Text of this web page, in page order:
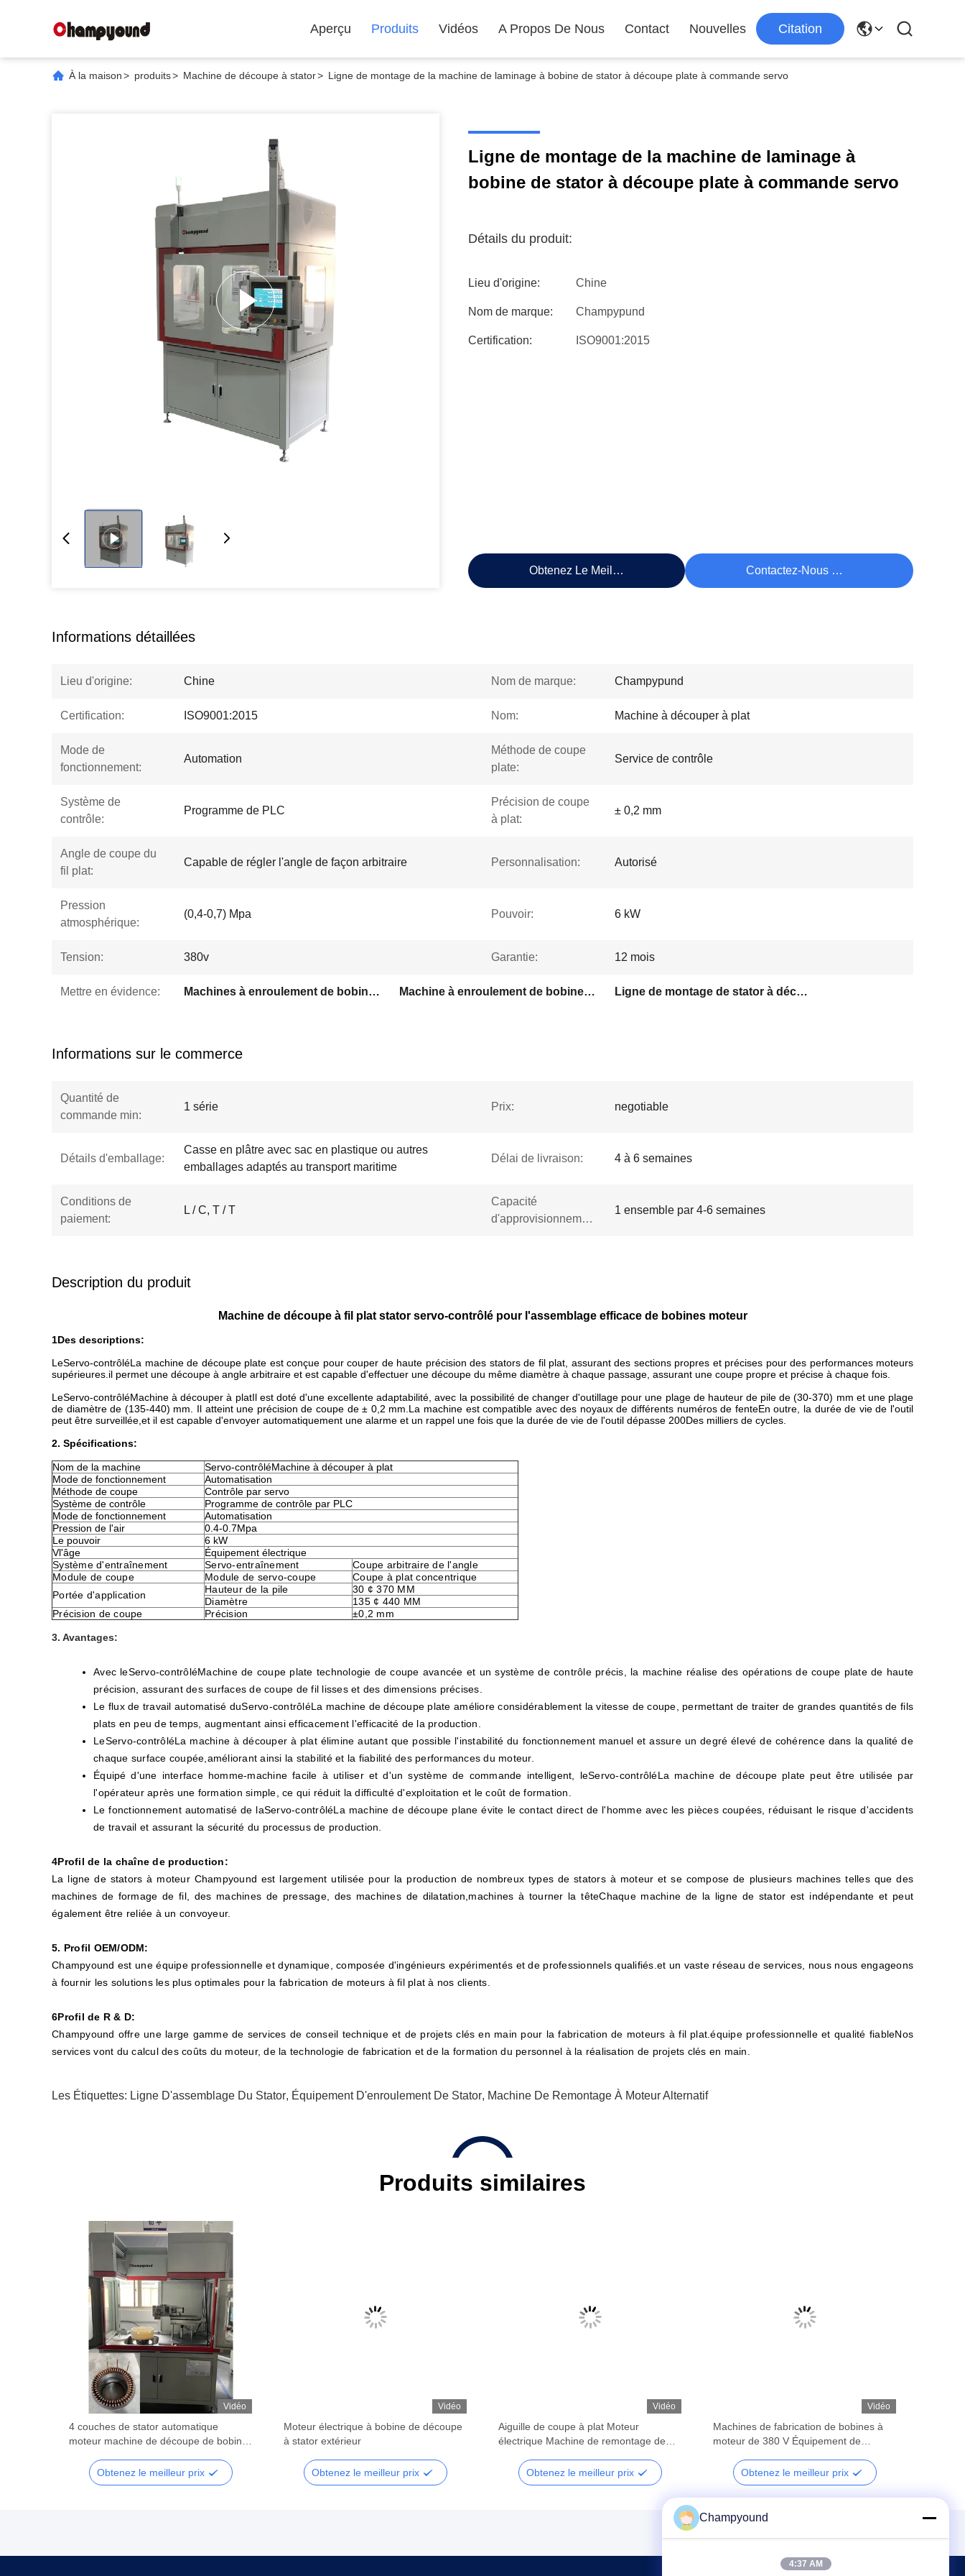
Aperçu Produits Vidéos A Propos De Nous Contact Nouvelles Citation
À la maison> produits> Machine de découpe à stator> Ligne de montage de la machine de laminage à bobine de stator à découpe plate à commande servo
Ligne de montage de la machine de laminage à
bobine de stator à découpe plate à commande servo
Détails du produit:
Lieu d'origine: Chine
Nom de marque: Champypund
Certification: ISO9001:2015
Obtenez Le Meilleur Prix Contactez-Nous Maintenant
Informations détaillées
Lieu d'origine: Chine Nom de marque: Champypund
Certification: ISO9001:2015 Nom: Machine à découper à plat
Mode de
fonctionnement:
Automation
Méthode de coupe
plate:
Service de contrôle
Système de
contrôle:
Programme de PLC
Précision de coupe
à plat:
± 0,2 mm
Angle de coupe du
fil plat:
Capable de régler l'angle de façon arbitraire Personnalisation: Autorisé
Pression
atmosphérique:
(0,4-0,7) Mpa Pouvoir: 6 kW
Tension: 380v Garantie: 12 mois
Mettre en évidence: Machines à enroulement de bobines de stator à commande servo Machine à enroulement de bobine de stator à découpe plate Ligne de montage de stator à découpe plate
Informations sur le commerce
Quantité de
commande min:
1 série Prix: negotiable
Détails d'emballage:
Casse en plâtre avec sac en plastique ou autres
emballages adaptés au transport maritime
Délai de livraison: 4 à 6 semaines
Conditions de
paiement:
L / C, T / T
Capacité
d'approvisionnement:
1 ensemble par 4-6 semaines
Description du produit
Machine de découpe à fil plat stator servo-contrôlé pour l'assemblage efficace de bobines moteur
1Des descriptions:
LeServo-contrôléLa machine de découpe plate est conçue pour couper de haute précision des stators de fil plat, assurant des sections propres et précises pour des performances moteurs
supérieures.il permet une découpe à angle arbitraire et est capable d'effectuer une découpe du même diamètre à chaque passage, assurant une coupe propre et précise à chaque fois.
LeServo-contrôléMachine à découper à platIl est doté d'une excellente adaptabilité, avec la possibilité de changer d'outillage pour une plage de hauteur de pile de (30-370) mm et une plage
de diamètre de (135-440) mm. Il atteint une précision de coupe de ± 0,2 mm.La machine est compatible avec des noyaux de différents numéros de fenteEn outre, la durée de vie de l'outil
peut être surveillée,et il est capable d'envoyer automatiquement une alarme et un rappel une fois que la durée de vie de l'outil dépasse 200Des milliers de cycles.
2. Spécifications:
Nom de la machine Servo-contrôléMachine à découper à plat
Mode de fonctionnement
Automatisation
Méthode de coupe
Contrôle par servo
Système de contrôle
Programme de contrôle par PLC
Mode de fonctionnement
Automatisation
Pression de l'air
0.4-0.7Mpa
Le pouvoir
6 kW
Vl'âge
Équipement électrique
Système d'entraînement
Servo-entraînement
Coupe arbitraire de l'angle
Module de coupe
Module de servo-coupe
Coupe à plat concentrique
Portée d'application
Hauteur de la pile
30 ¢ 370 MM
Diamètre
135 ¢ 440 MM
Précision de coupe
Précision ±0,2 mm
3. Avantages:
Avec leServo-contrôléMachine de coupe plate technologie de coupe avancée et un système de contrôle précis, la machine réalise des opérations de coupe plate de haute
précision, assurant des surfaces de coupe de fil lisses et des dimensions précises.
Le flux de travail automatisé duServo-contrôléLa machine de découpe plate améliore considérablement la vitesse de coupe, permettant de traiter de grandes quantités de fils
plats en peu de temps, augmentant ainsi efficacement l'efficacité de la production.
LeServo-contrôléLa machine à découper à plat élimine autant que possible l'instabilité du fonctionnement manuel et assure un degré élevé de cohérence dans la qualité de
chaque surface coupée,améliorant ainsi la stabilité et la fiabilité des performances du moteur.
Équipé d'une interface homme-machine facile à utiliser et d'un système de commande intelligent, leServo-contrôléLa machine de découpe plate peut être utilisée par
l'opérateur après une formation simple, ce qui réduit la difficulté d'exploitation et le coût de formation.
Le fonctionnement automatisé de laServo-contrôléLa machine de découpe plane évite le contact direct de l'homme avec les pièces coupées, réduisant le risque d'accidents
de travail et assurant la sécurité du processus de production.
4Profil de la chaîne de production:
La ligne de stators à moteur Champyound est largement utilisée pour la production de nombreux types de stators à moteur et se compose de plusieurs machines telles que des
machines de formage de fil, des machines de pressage, des machines de dilatation,machines à tourner la têteChaque machine de la ligne de stator est indépendante et peut
également être reliée à un convoyeur.
5. Profil OEM/ODM:
Champyound est une équipe professionnelle et dynamique, composée d'ingénieurs expérimentés et de professionnels qualifiés.et un vaste réseau de services, nous nous engageons
à fournir les solutions les plus optimales pour la fabrication de moteurs à fil plat à nos clients.
6Profil de R & D:
Champyound offre une large gamme de services de conseil technique et de projets clés en main pour la fabrication de moteurs à fil plat.équipe professionnelle et qualité fiableNos
services vont du calcul des coûts du moteur, de la technologie de fabrication et de la formation du personnel à la réalisation de projets clés en main.
Les Étiquettes: Ligne D'assemblage Du Stator, Équipement D'enroulement De Stator, Machine De Remontage À Moteur Alternatif
Produits similaires
Vidéo
4 couches de stator automatique
moteur machine de découpe de bobine
Obtenez le meilleur prix
Vidéo
Moteur électrique à bobine de découpe
à stator extérieur
Obtenez le meilleur prix
Vidéo
Aiguille de coupe à plat Moteur
électrique Machine de remontage de
Obtenez le meilleur prix
Vidéo
Machines de fabrication de bobines à
moteur de 380 V Équipement de
Obtenez le meilleur prix
Champyound
4:37 AM